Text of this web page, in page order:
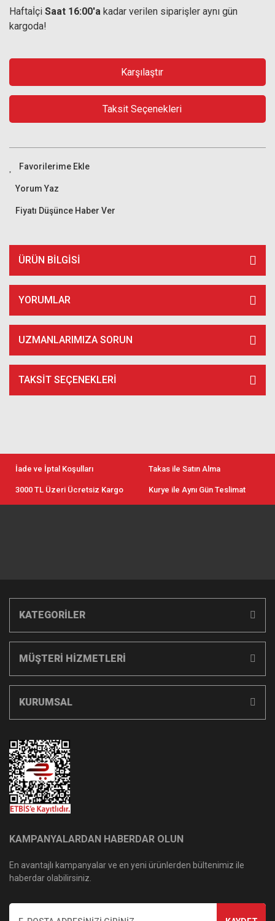
Haftaİçi Saat 16:00'a kadar verilen siparişler aynı gün
kargoda!
Karşılaştır
Taksit Seçenekleri
Yorum Yaz
Fiyatı Düşünce Haber Ver
ÜRÜN BILGISI
YORUMLAR
UZMANLARIMIZA SORUN
TAKSIT SEÇENEKLERI
İade ve İptal Koşulları Takas ile Satın Alma
3000 TL Üzeri Ücretsiz Kargo Kurye ile Aynı Gün Teslimat
KATEGORİLER
MÜŞTERİ HİZMETLERİ
KURUMSAL
KAMPANYALARDAN HABERDAR OLUN
En avantajlı kampanyalar ve en yeni ürünlerden bültenimiz ile
haberdar olabilirsiniz.